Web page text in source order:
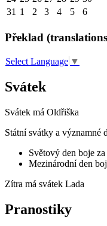
31 1 2 3 4 5 6
Překlad
Select Language ▼
Svátek
Svátek má Oldřiška
Státní svátky a významné
Světový den boje
Mezinárodní den
Zítra má svátek Lada
Pranostiky